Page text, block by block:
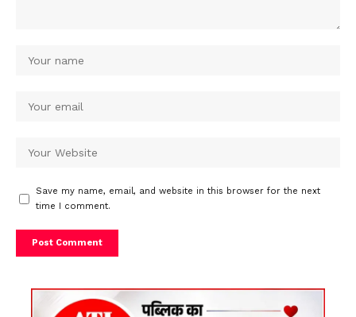
Save my name, email, and website in this browser for the next
time I comment.